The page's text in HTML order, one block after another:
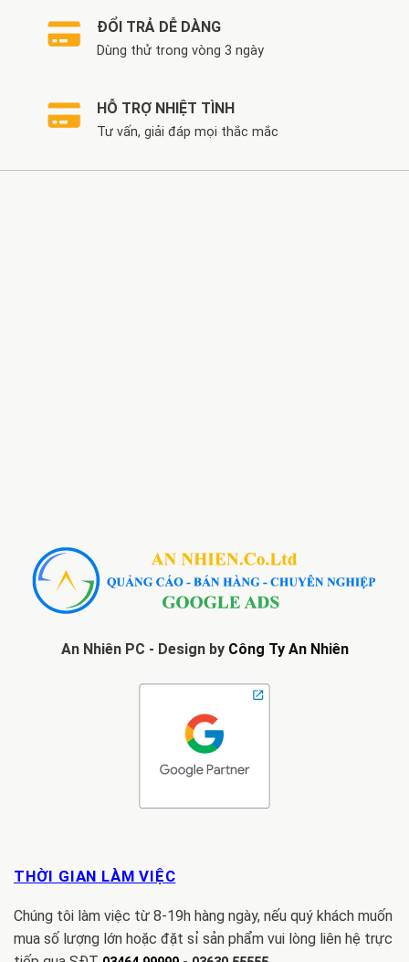
ĐỔI TRẢ DỄ DÀNG
Dùng thử trong vòng 3 ngày
HỖ TRỢ NHIỆT TÌNH
Tư vấn, giải đáp mọi thắc mắc
An Nhiên PC - Design by Công Ty An Nhiên
THỜI GIAN LÀM VIỆC
Chúng tôi làm việc từ 8-19h hàng ngày, nếu quý khách muốn
mua số lượng lớn hoặc đặt sỉ sản phẩm vui lòng liên hệ trực